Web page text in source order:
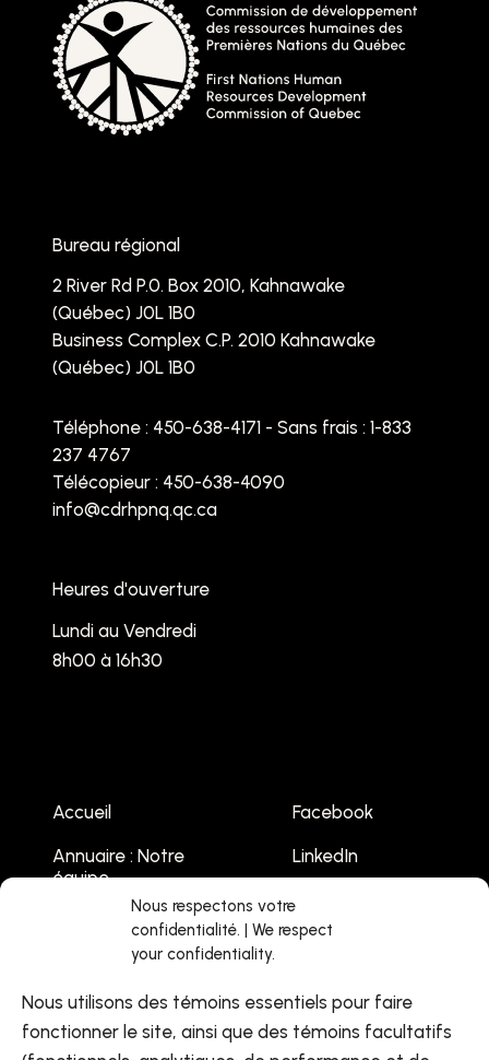
Nous respectons votre
confidentialité. | We respect
your confidentiality.
Nous utilisons des témoins essentiels pour faire
fonctionner le site, ainsi que des témoins facultatifs
Bureau régional
2 River Rd P.0. Box 2010, Kahnawake
(Québec) J0L 1B0
Business Complex C.P. 2010 Kahnawake
(Québec) J0L 1B0
Téléphone : 450-638-4171 - Sans frais : 1-833
237 4767
Télécopieur : 450-638-4090
info@cdrhpnq.qc.ca
Heures d'ouverture
Lundi au Vendredi
8h00 à 16h30
Accueil
Annuaire : Notre
équipe
Contactez-nous
Facebook
LinkedIn
Youtube